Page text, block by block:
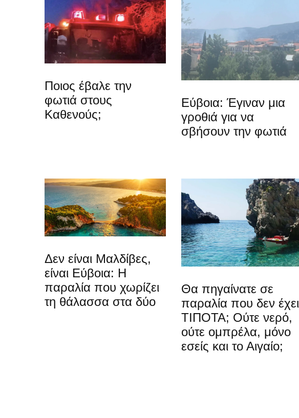
Ποιος έβαλε την
φωτιά στους
Καθενούς;
Εύβοια: Έγιναν μια
γροθιά για να
σβήσουν την φωτιά
Δεν είναι Μαλδίβες,
είναι Εύβοια: Η
παραλία που χωρίζει
τη θάλασσα στα δύο
Θα πηγαίνατε σε
παραλία που δεν έχει
ΤΙΠΟΤΑ; Ούτε νερό,
ούτε ομπρέλα, μόνο
εσείς και το Αιγαίο;